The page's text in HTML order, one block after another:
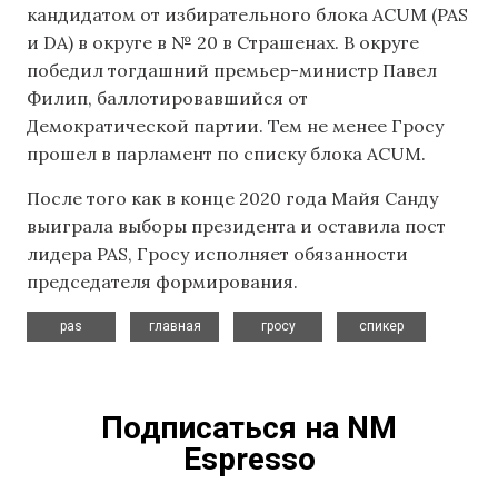
кандидатом от избирательного блока ACUM (PAS
и DA) в округе в № 20 в Страшенах. В округе
победил тогдашний премьер-министр Павел
Филип, баллотировавшийся от
Демократической партии. Тем не менее Гросу
прошел в парламент по списку блока ACUM.
После того как в конце 2020 года Майя Санду
выиграла выборы президента и оставила пост
лидера PAS, Гросу исполняет обязанности
председателя формирования.
pas
главная
гросу
спикер
Подписаться на NM
Espresso